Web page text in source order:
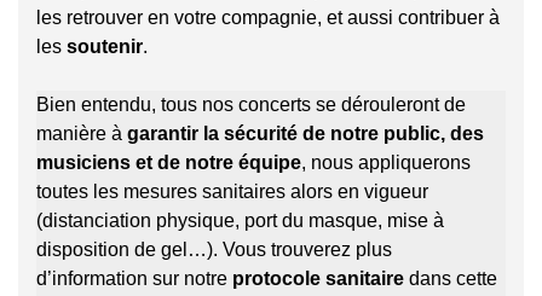
les retrouver en votre compagnie, et aussi contribuer à
les soutenir.
Bien entendu, tous nos concerts se dérouleront de
manière à garantir la sécurité de notre public, des
musiciens et de notre équipe, nous appliquerons
toutes les mesures sanitaires alors en vigueur
(distanciation physique, port du masque, mise à
disposition de gel…). Vous trouverez plus
d’information sur notre protocole sanitaire dans cette